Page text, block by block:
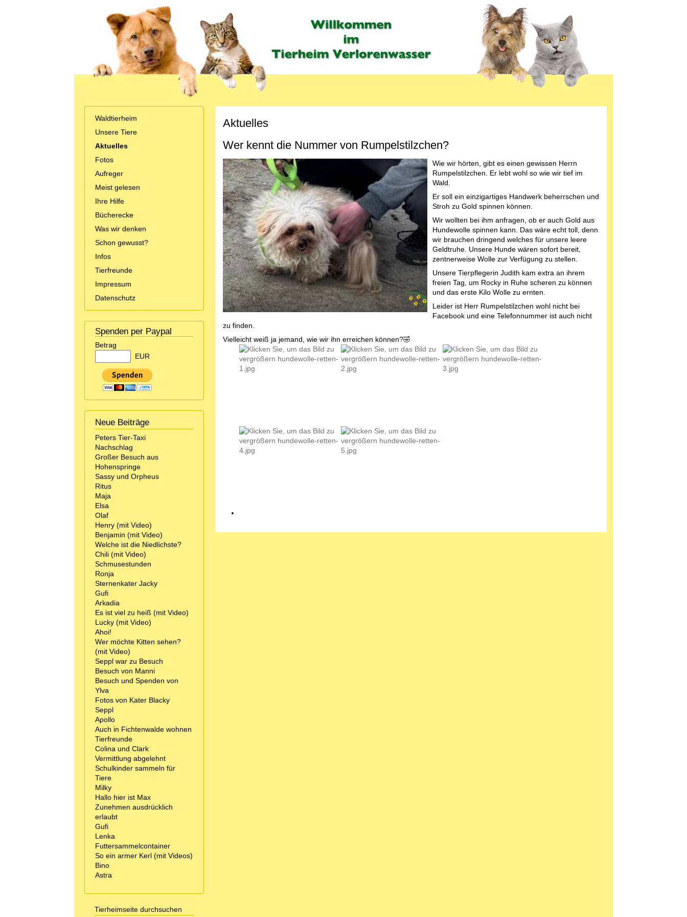
Waldtierheim
Unsere Tiere
Aktuelles
Fotos
Aufreger
Meist gelesen
Ihre Hilfe
Bücherecke
Was wir denken
Schon gewusst?
Infos
Tierfreunde
Impressum
Datenschutz
Spenden per Paypal
Betrag
EUR
Neue Beiträge
Peters Tier-Taxi
Nachschlag
Großer Besuch aus
Hohenspringe
Sassy und Orpheus
Ritus
Maja
Elsa
Olaf
Henry (mit Video)
Benjamin (mit Video)
Welche ist die Niedlichste?
Chili (mit Video)
Schmusestunden
Ronja
Sternenkater Jacky
Gufi
Arkadia
Es ist viel zu heiß (mit Video)
Lucky (mit Video)
Ahoi!
Wer möchte Kitten sehen?
(mit Video)
Seppl war zu Besuch
Besuch von Manni
Besuch und Spenden von
Ylva
Fotos von Kater Blacky
Seppl
Apollo
Auch in Fichtenwalde wohnen
Tierfreunde
Colina und Clark
Vermittlung abgelehnt
Schulkinder sammeln für
Tiere
Milky
Hallo hier ist Max
Zunehmen ausdrücklich
erlaubt
Gufi
Lenka
Futtersammelcontainer
So ein armer Kerl (mit Videos)
Bino
Astra
Tierheimseite durchsuchen
Aktuelles
Wer kennt die Nummer von Rumpelstilzchen?
Wie wir hörten, gibt es einen gewissen Herrn
Rumpelstilzchen. Er lebt wohl so wie wir tief im
Wald.
Er soll ein einzigartiges Handwerk beherrschen und
Stroh zu Gold spinnen können.
Wir wollten bei ihm anfragen, ob er auch Gold aus
Hundewolle spinnen kann. Das wäre echt toll, denn
wir brauchen dringend welches für unsere leere
Geldtruhe. Unsere Hunde wären sofort bereit,
zentnerweise Wolle zur Verfügung zu stellen.
Unsere Tierpflegerin Judith kam extra an ihrem
freien Tag, um Rocky in Ruhe scheren zu können
und das erste Kilo Wolle zu ernten.
Leider ist Herr Rumpelstilzchen wohl nicht bei
Facebook und eine Telefonnummer ist auch nicht
zu finden.
Vielleicht weiß ja jemand, wie wir ihn erreichen können?🤣